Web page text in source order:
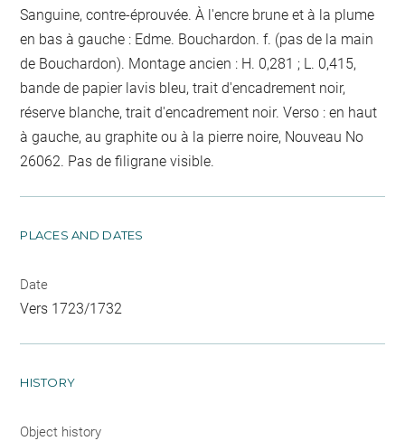
Sanguine, contre-éprouvée. À l'encre brune et à la plume
en bas à gauche : Edme. Bouchardon. f. (pas de la main
de Bouchardon). Montage ancien : H. 0,281 ; L. 0,415,
bande de papier lavis bleu, trait d'encadrement noir,
réserve blanche, trait d'encadrement noir. Verso : en haut
à gauche, au graphite ou à la pierre noire, Nouveau No
26062. Pas de filigrane visible.
PLACES AND DATES
Date
Vers 1723/1732
HISTORY
Object history